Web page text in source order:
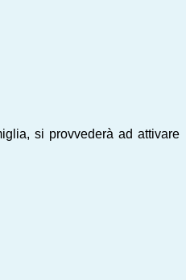
si provvederà ad attivare